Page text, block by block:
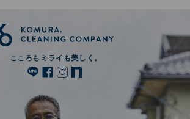
こころもミライも美しく。